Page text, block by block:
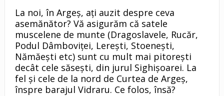
La noi, în Argeş, aţi auzit despre ceva
asemănător? Vă asigurăm că satele
muscelene de munte (Dragoslavele, Rucăr,
Podul Dâmboviţei, Lereşti, Stoeneşti,
Nămăeşti etc) sunt cu mult mai pitoreşti
decât cele săseşti, din jurul Sighişoarei. La
fel şi cele de la nord de Curtea de Argeş,
înspre barajul Vidraru. Ce folos, însă?